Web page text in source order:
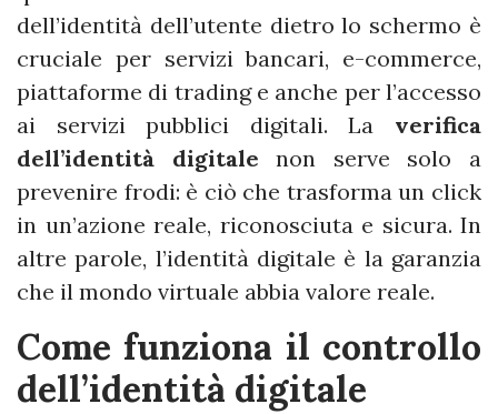
dell’identità dell’utente dietro lo schermo è
cruciale per servizi bancari, e-commerce,
piattaforme di trading e anche per l’accesso
ai servizi pubblici digitali. La verifica
dell’identità digitale non serve solo a
prevenire frodi: è ciò che trasforma un click
in un’azione reale, riconosciuta e sicura. In
altre parole, l’identità digitale è la garanzia
che il mondo virtuale abbia valore reale.
Come funziona il controllo
dell’identità digitale